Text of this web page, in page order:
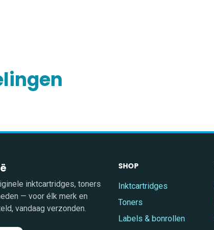
inktcartridges, toners
— voor élk merk en
vandaag verzonden.
SHOP
Inktcartridges
Toners
Labels & bonrollen